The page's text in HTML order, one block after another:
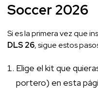
Soccer 2026
Si es la primera vez que
DLS 26, sigue estos
Elige el kit que
portero) en esta